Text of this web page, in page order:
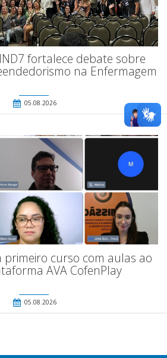
fortalece debate sobre
na Enfermagem
05.08.2026
primeiro curso com aulas ao
AVA CofenPlay
05.08.2026